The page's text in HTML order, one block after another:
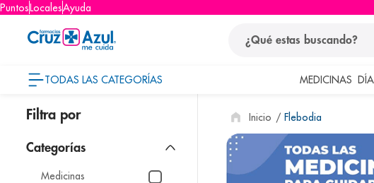
PuntosLocalesAyuda
TODAS LAS CATEGORÍAS MEDICINAS
Medicinas
Flebodia
términos más
1. protector solar
pañales
3 eucerin